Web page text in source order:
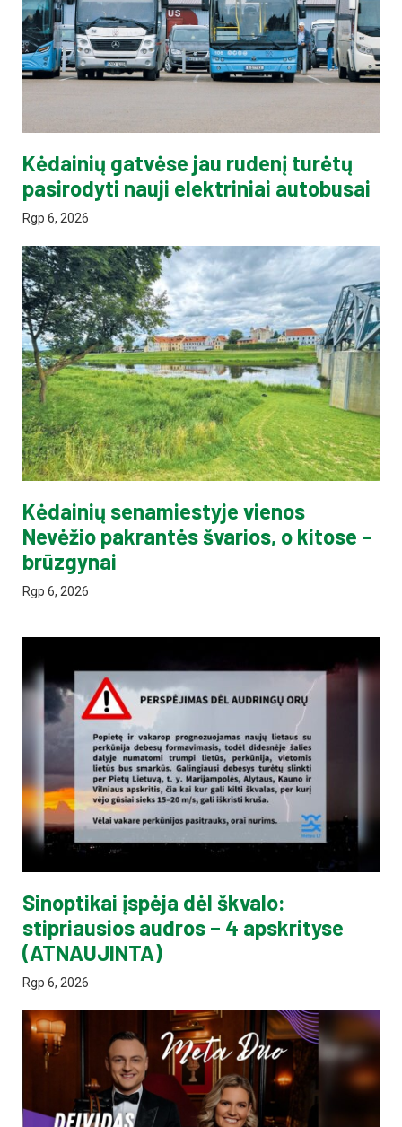
Kėdainių gatvėse jau rudenį turėtų
pasirodyti nauji elektriniai autobusai
Rgp 6, 2026
Kėdainių senamiestyje vienos
Nevėžio pakrantės švarios, o kitose –
brūzgynai
Rgp 6, 2026
Sinoptikai įspėja dėl škvalo:
stipriausios audros – 4 apskrityse
(ATNAUJINTA)
Rgp 6, 2026